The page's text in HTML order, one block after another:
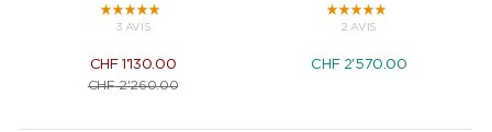
3 AVIS
CHF1'130.00
CHF2'260.00
2 AVIS
CHF2'570.00